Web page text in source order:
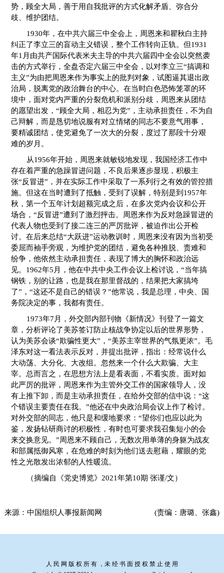
势，顾全大局，善于用自我批评的方式化解矛盾、弥合分
歧、维护团结。
1930年，在中共六届三中全会上，周恩来和瞿秋白主持
纠正了李立三的盲动主义错误，整个工作转向正轨。但1931
年1月由共产国际代表米夫主导的中共六届四中全会以突然袭
击的方式举行，全盘否定六届三中全会，以对李立三“搞调和
主义”为由把周恩来作为事实上的批判对象，试图逼其退出政
治局，脱离党的政治舞台的中心。在当时白色恐怖笼罩的环
境中，面对党内严重的分裂危机和派别分歧，周恩来从团结
的愿望出发，“顾全大局，相忍为党”，主动承担责任，不为自
己辩解，而是恳切地说服有对立情绪的同志不要意气用事，
要精诚团结，使党避免了一次大的分裂，度过了那段十分艰
难的岁月。
从1956年开始，周恩来就敏锐地发现，我国经济工作中
存在着严重的急躁冒进问题，不良后果逐步显现，积极主
张“反冒进”，并在实际工作中采取了一系列行之有效的管控措
施。但这在当时遭到了抵触，受到了误解，特别是到1957年
秋，第一个五年计划超额完成之后，在多次党内会议和公开
场合，“反冒进”遭到了激烈抨击。周恩来作为反对急躁冒进的
代表人物也受到了接二连三的严厉批评，被迫作出公开检
讨。在后来总结“大跃进”运动教训时，周恩来没有因为当初受
委屈而袖手旁观，为维护党的团结，避免各种推脱、责难和
纷争，他依然主动承担责任，表现了博大的胸怀和政治远
见。1962年5月，他在中共中央工作会议上检讨说，“当年搞
钢铁，别的让路，也是我在那里督战的，结果把大家搞垮
了”，“这还不是自己的错误？”他常说，我是总理，中央、国
务院决定的事，我都有责任。
1973年7月，外交部内部刊物《新情况》刊登了一篇文
章，分析评论了美苏签订防止核战争协定以后的世界形势，
认为美苏会谈“欺骗性更大”，“美苏主宰世界的气氛更浓”。毛
泽东对这一看法表示反对，并提出批评，指出：经常说什么
大动荡、大分化、大改组。忽然来一个什么大欺骗、大主
宰。总而言之，在思想方法上是看表面，不看实质。面对如
此严厉的批评，周恩来作为主管外交工作的国家领导人，没
有上推下卸，而是主动承担责任，在给外交部的信中说：“这
个错误主要责任在我。”他还在中央政治局会议上作了检讨。
对外交部的同志，他只是和缓地要求：“望你们也应以此为
鉴，发扬钻研商讨的积极性，有时也可要求我召集短小的会
来交换意见。”周恩来不顾自己，无数次用单薄的身躯为战友
和部属抵御风寒，在危难的时刻为他们送去慰藉，耀眼的党
性之光散发出浓郁的人性暖流。
（摘编自《党史博览》2021年第10期 张谨/文）
来源： 中国组织人事报新闻网 (责编：唐璐、张鑫)
人 民 网 版 权 所 有 ，未 经 书 面 授 权 禁 止 使 用